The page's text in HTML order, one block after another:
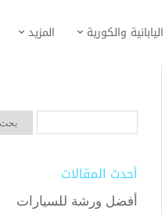
اليابانية والكورية المزيد
أحدث المقالات
أفضل ورشة للسيارات